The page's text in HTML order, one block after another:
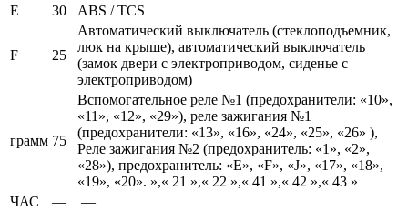
E
30 ABS / TCS
F 25
Автоматический выключатель (стеклоподъемник,
люк на крыше), автоматический выключатель
(замок двери с электроприводом, сиденье с
электроприводом)
грамм 75
Вспомогательное реле №1 (предохранители: «10»,
«11», «12», «29»), реле зажигания №1
(предохранители: «13», «16», «24», «25», «26» ),
Реле зажигания №2 (предохранитель: «1», «2»,
«28»), предохранитель: «E», «F», «J», «17», «18»,
«19», «20». »,« 21 »,« 22 »,« 41 »,« 42 »,« 43 »
ЧАС
— —